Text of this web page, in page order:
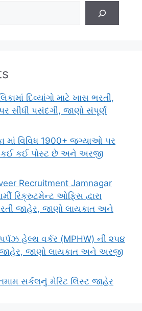
દિવ્યાંગો માટે ખાસ ભરતી,
સીધી પસંદગી, જાણો સંપૂર્ણ
માં વિવિધ 1900+ જગ્યાઓ પર
કઈ કઈ પોસ્ટ છે અને અરજી
Recruitment Jamnagar
રિક્રુટમેન્ટ ઓફિસ દ્વારા
જાહેર, જાણો લાયકાત અને
પર્પઝ હેલ્થ વર્કર (MPHW) ની ૨૫૪
જાણો લાયકાત અને અરજી
સર્કલનું મેરિટ લિસ્ટ જાહેર